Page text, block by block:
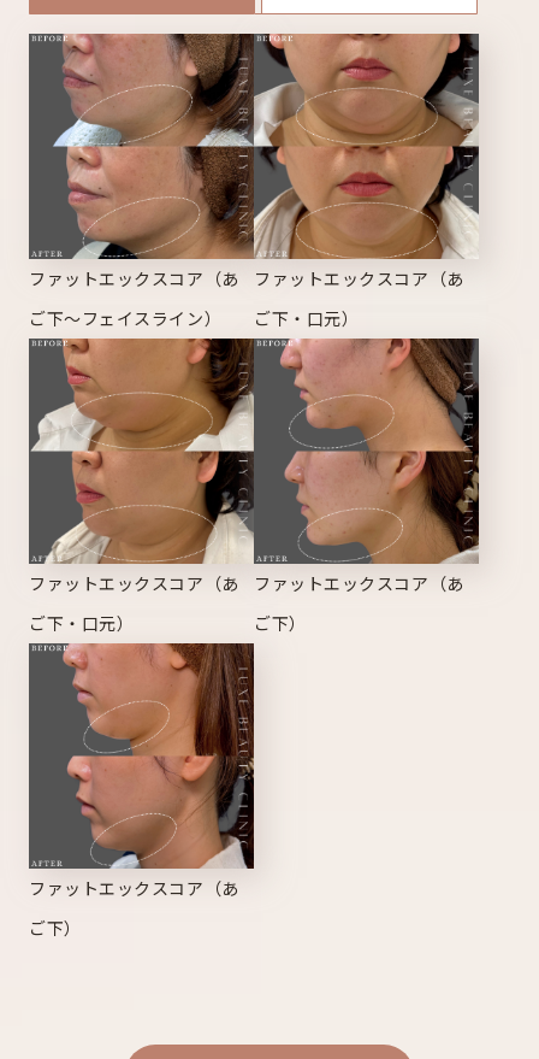
ファットエックスコア（あ
ご下～フェイスライン）
ファットエックスコア（あ
ご下・口元）
ファットエックスコア（あ
ご下・口元）
ファットエックスコア（あ
ご下）
ファットエックスコア（あ
ご下）